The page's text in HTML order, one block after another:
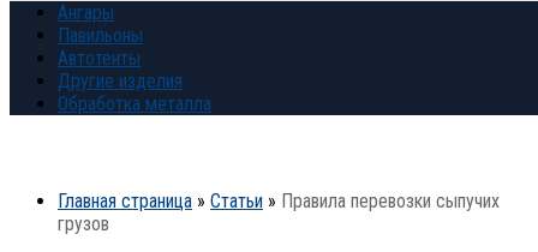
Ангары
Павильоны
Автотенты
Другие изделия
Обработка металла
Главная страница » Статьи » Правила перевозки сыпучих
грузов